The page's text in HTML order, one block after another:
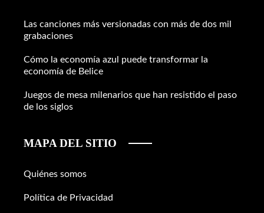
Las canciones más versionadas con más de dos mil
grabaciones
Cómo la economía azul puede transformar la
economía de Belice
Juegos de mesa milenarios que han resistido el paso
de los siglos
MAPA DEL SITIO
Quiénes somos
Política de Privacidad